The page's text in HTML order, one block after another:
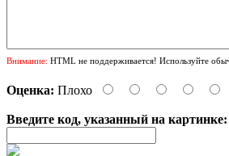
Внимание: HTML не поддерживается! Используйте
Оценка: Плохо
Введите код, указанный на картинке: